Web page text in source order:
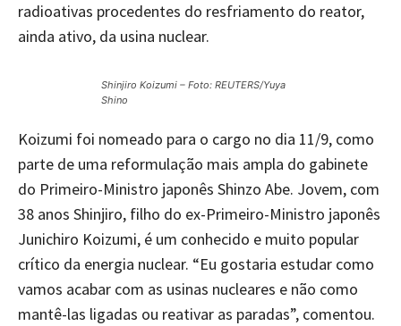
radioativas procedentes do resfriamento do reator,
ainda ativo, da usina nuclear.
Shinjiro Koizumi – Foto: REUTERS/Yuya
Shino
Koizumi foi nomeado para o cargo no dia 11/9, como
parte de uma reformulação mais ampla do gabinete
do Primeiro-Ministro japonês Shinzo Abe. Jovem, com
38 anos Shinjiro, filho do ex-Primeiro-Ministro japonês
Junichiro Koizumi, é um conhecido e muito popular
crítico da energia nuclear. “Eu gostaria estudar como
vamos acabar com as usinas nucleares e não como
mantê-las ligadas ou reativar as paradas”, comentou.